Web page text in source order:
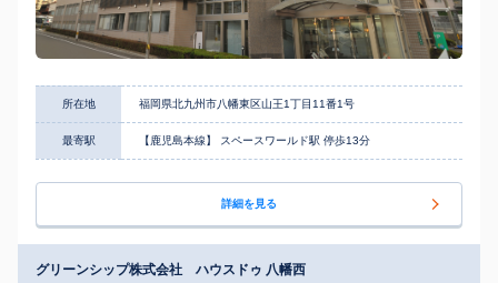
所在地 福岡県北九州市八幡東区山王1丁目11番1号
最寄駅 【鹿児島本線】 スペースワールド駅 停歩13分
詳細を見る
グリーンシップ株式会社 ハウスドゥ 八幡西